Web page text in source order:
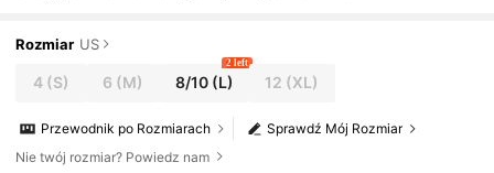
Rozmiar US
4 (S) 6 (M) 8/10(L)
2 left
12 (XL)
Sprawdź Mój Rozmiar
Przewodnik po Rozmiarach
Nie twój rozmiar? Powiedz nam